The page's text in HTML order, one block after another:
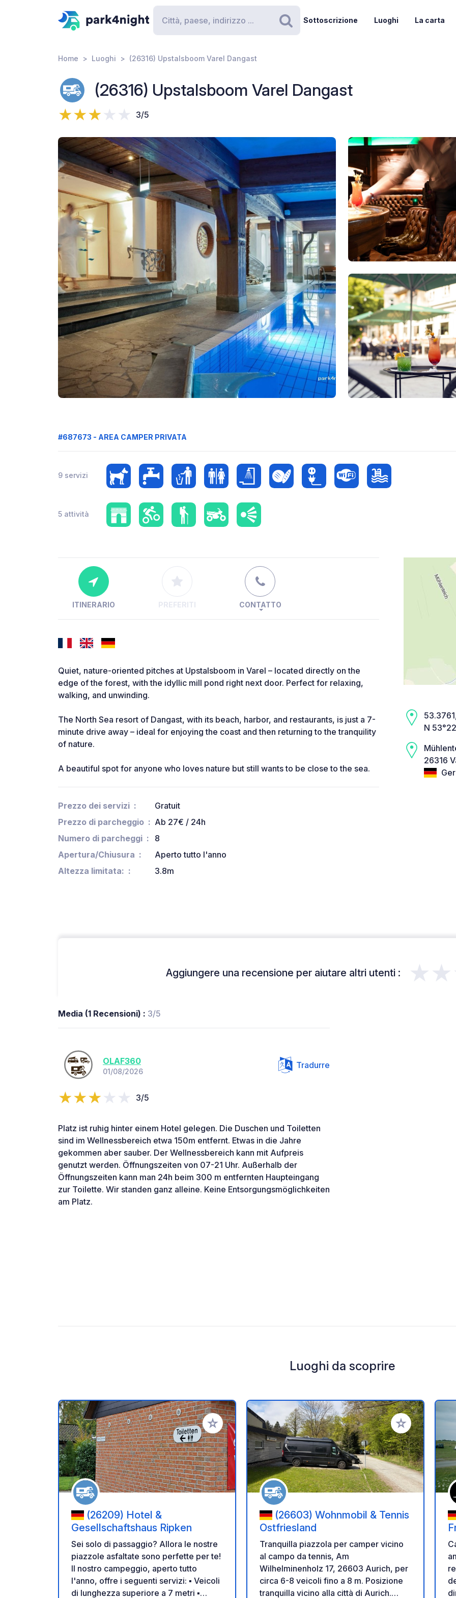
Ricerca
Sottoscrizione Luoghi La carta
Home Luoghi (26316) Upstalsboom Varel Dangast
(26316) Upstalsboom Varel Dangast
3/5
#687673 - AREA CAMPER PRIVATA
9 servizi
5 attività
ITINERARIO PREFERITI CONTATTO
Quiet, nature-oriented pitches at Upstalsboom in Varel – located directly on the
edge of the forest, with the idyllic mill pond right next door. Perfect for relaxing,
walking, and unwinding.
The North Sea resort of Dangast, with its beach, harbor, and restaurants, is just a 7-
minute drive away – ideal for enjoying the coast and then returning to the tranquility
of nature.
A beautiful spot for anyone who loves nature but still wants to be close to the sea.
Prezzo dei servizi
Gratuit
Prezzo di parcheggio
Ab 27€ / 24h
Numero di parcheggi
8
Apertura/Chiusura
Aperto tutto l'anno
Altezza limitata:
3.8m
N
26316
Aggiungere una recensione per aiutare altri utenti :
Media (1 Recensioni) : 3/5
OLAF360
01/08/2026
Tradurre
3/5
Platz ist ruhig hinter einem Hotel gelegen. Die Duschen und Toiletten
sind im Wellnessbereich etwa 150m entfernt. Etwas in die Jahre
gekommen aber sauber. Der Wellnessbereich kann mit Aufpreis
genutzt werden. Öffnungszeiten von 07-21 Uhr. Außerhalb der
Öffnungszeiten kann man 24h beim 300 m entfernten Haupteingang
zur Toilette. Wir standen ganz alleine. Keine Entsorgungsmöglichkeiten
am Platz.
Luoghi da scoprire
Aggiungi ai tuoi preferiti
(26209) Hotel &
Gesellschaftshaus Ripken
Sei solo di passaggio? Allora le nostre
piazzole asfaltate sono perfette per te!
Il nostro campeggio, aperto tutto
l'anno, offre i seguenti servizi: ▪ Veicoli
di lunghezza superiore a 7 metri ▪
Aggiungi ai tuoi
(26603) Wohnmobil & Tennis
Ostfriesland
Tranquilla piazzola per camper vicino
al campo da tennis, Am
Wilhelminenholz 17, 26603 Aurich, per
circa 6-8 veicoli fino a 8 m. Posizione
tranquilla vicino alla città di Aurich.